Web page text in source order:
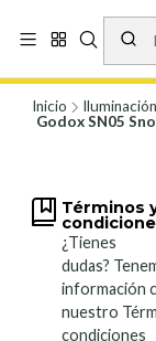
Vísita nuestro local en
19.00, Sábados 10:00
Inicio Iluminación
Godox SN05
Términos
¿Tienes
dudas?
información
nuestro
condiciones